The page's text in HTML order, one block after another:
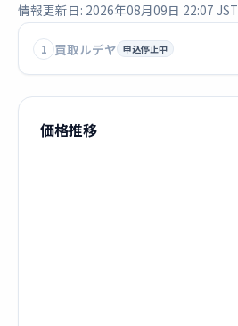
情報更新日: 2026年08月09日 22:07 JST
1 買取ルデヤ 申込停止中
価格推移